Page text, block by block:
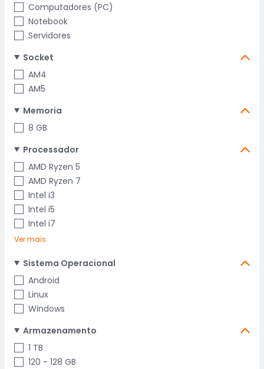
Computadores (PC)
Notebook
Servidores
Socket
AM4
AM5
Memoria
8 GB
Processador
AMD Ryzen 5
AMD Ryzen 7
Intel i3
Intel i5
Intel i7
Ver mais
Sistema Operacional
Android
Linux
Windows
Armazenamento
1 TB
120 - 128 GB